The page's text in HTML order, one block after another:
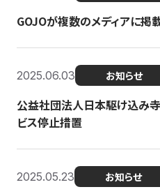
GOJOが複数のメディアに掲
2025.06.03 お知らせ
公益社団法人日本駆け込み
ビス停止措置
2025.05.23 お知らせ